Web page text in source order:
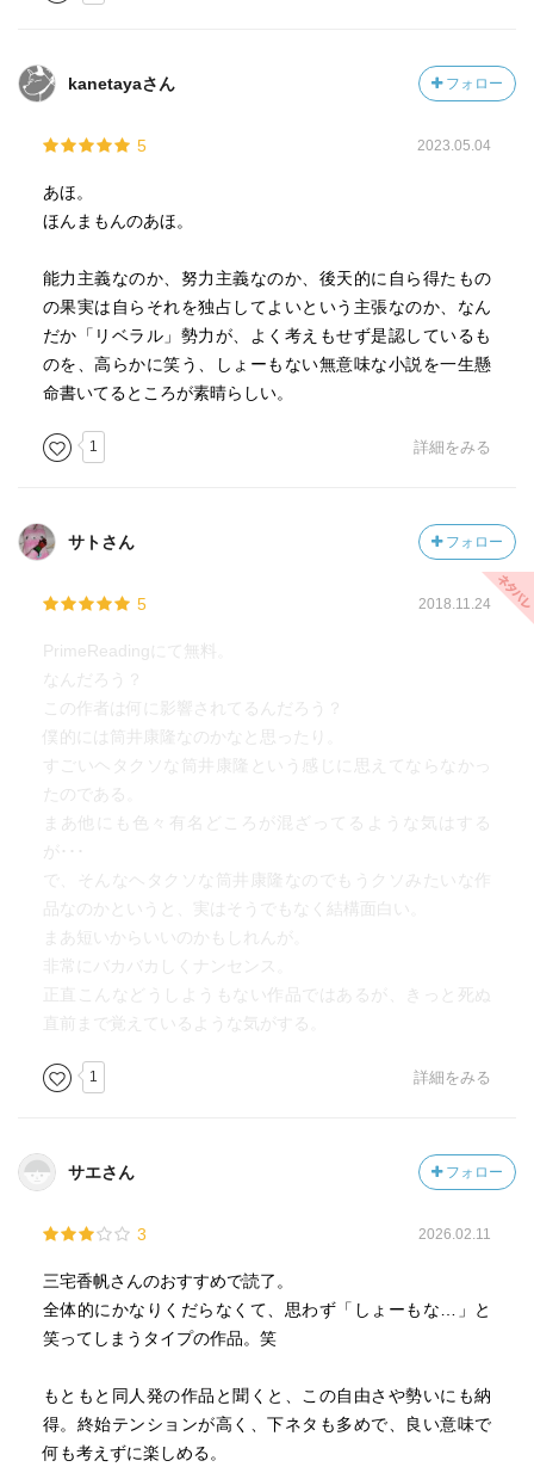
kanetayaさん フォロー
5 2023.05.04
あほ。
ほんまもんのあほ。
能力主義なのか、努力主義なのか、後天的に自ら得たもの
の果実は自らそれを独占してよいという主張なのか、なん
だか「リベラル」勢力が、よく考えもせず是認しているも
のを、高らかに笑う、しょーもない無意味な小説を一生懸
命書いてるところが素晴らしい。
1 詳細をみる
サトさん フォロー
5 2018.11.24
PrimeReadingにて無料。
なんだろう？
この作者は何に影響されてるんだろう？
僕的には筒井康隆なのかなと思ったり。
すごいヘタクソな筒井康隆という感じに思えてならなかっ
たのである。
まあ他にも色々有名どころが混ざってるような気はする
が･･･
で、そんなヘタクソな筒井康隆なのでもうクソみたいな作
品なのかというと、実はそうでもなく結構面白い。
まあ短いからいいのかもしれんが。
非常にバカバカしくナンセンス。
正直こんなどうしようもない作品ではあるが、きっと死ぬ
直前まで覚えているような気がする。
1 詳細をみる
サエさん フォロー
3 2026.02.11
三宅香帆さんのおすすめで読了。
全体的にかなりくだらなくて、思わず「しょーもな…」と
笑ってしまうタイプの作品。笑
もともと同人発の作品と聞くと、この自由さや勢いにも納
得。終始テンションが高く、下ネタも多めで、良い意味で
何も考えずに楽しめる。